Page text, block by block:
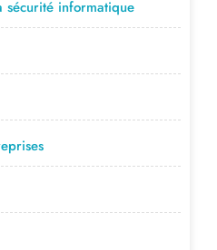
sécurité informatique